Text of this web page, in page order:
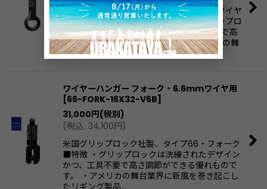
タイプ50・リング付き4.0mm〜5.0mmワイヤ
仕様グリップロックです。 ■特徴 ・グリップロ
ックは洗練されたデザインかつ、工具不要で高
さ調節ができる優れものです。 ・アメリカの舞
台業界に…
ワイヤーハンガー フォーク・6.6mmワイヤ用
[66-FORK-16X32-V6B]
31,000円(税別)
(税込: 34,100円)
米国グリップロック社製、タイプ66・フォーク
■特徴 ・グリップロックは洗練されたデザイン
かつ、工具不要で高さ調節ができる優れもので
す。 ・アメリカの舞台業界に新風を巻き起こし